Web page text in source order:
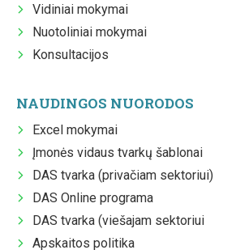
Vidiniai mokymai
Nuotoliniai mokymai
Konsultacijos
NAUDINGOS NUORODOS
Excel mokymai
Įmonės vidaus tvarkų šablonai
DAS tvarka (privačiam sektoriui)
DAS Online programa
DAS tvarka (viešajam sektoriui
Apskaitos politika